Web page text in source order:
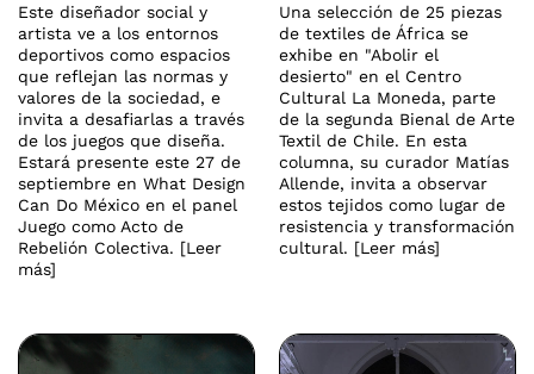
Este diseñador social y
artista ve a los entornos
deportivos como espacios
que reflejan las normas y
valores de la sociedad, e
invita a desafiarlas a través
de los juegos que diseña.
Estará presente este 27 de
septiembre en What Design
Can Do México en el panel
Juego como Acto de
Rebelión Colectiva. [Leer
más]
Una selección de 25 piezas
de textiles de África se
exhibe en "Abolir el
desierto" en el Centro
Cultural La Moneda, parte
de la segunda Bienal de Arte
Textil de Chile. En esta
columna, su curador Matías
Allende, invita a observar
estos tejidos como lugar de
resistencia y transformación
cultural. [Leer más]